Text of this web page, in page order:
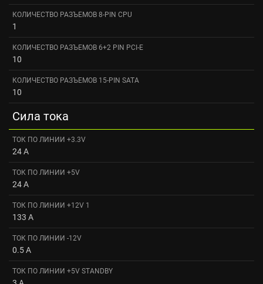
КОЛИЧЕСТВО РАЗЪЕМОВ 8-PIN CPU
1
КОЛИЧЕСТВО РАЗЪЕМОВ 6+2 PIN PCI-E
10
КОЛИЧЕСТВО РАЗЪЕМОВ 15-PIN SATA
10
Сила тока
ТОК ПО ЛИНИИ +3.3V
24 A
ТОК ПО ЛИНИИ +5V
24 A
ТОК ПО ЛИНИИ +12V 1
133 A
ТОК ПО ЛИНИИ -12V
0.5 A
ТОК ПО ЛИНИИ +5V STANDBY